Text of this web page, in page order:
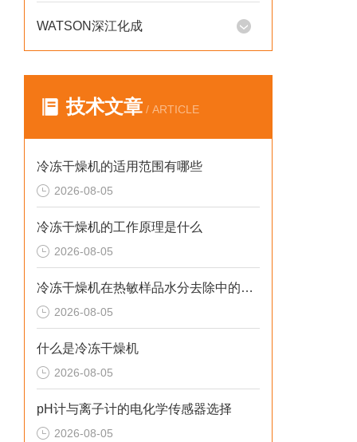
WATSON深江化成
技术文章 / ARTICLE
冷冻干燥机的适用范围有哪些
2026-08-05
冷冻干燥机的工作原理是什么
2026-08-05
冷冻干燥机在热敏样品水分去除中的应用
2026-08-05
什么是冷冻干燥机
2026-08-05
pH计与离子计的电化学传感器选择
2026-08-05